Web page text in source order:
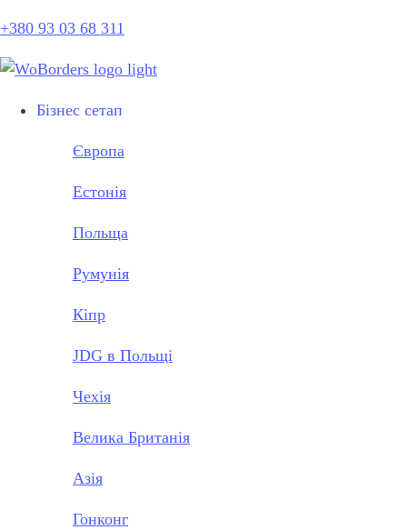
+380 93 03 68 311
Бізнес сетап
Європа
Естонія
Польща
Румунія
Кіпр
JDG в Польщі
Чехія
Велика Британія
Азія
Гонконг